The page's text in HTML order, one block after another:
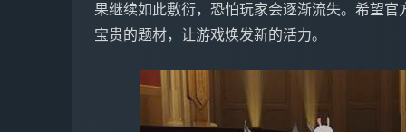
果继续如此敷衍，恐怕玩家会逐渐流失。希望
宝贵的题材，让游戏焕发新的活力。